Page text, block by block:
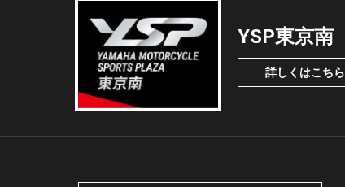
YSP東京南
詳しくはこちら